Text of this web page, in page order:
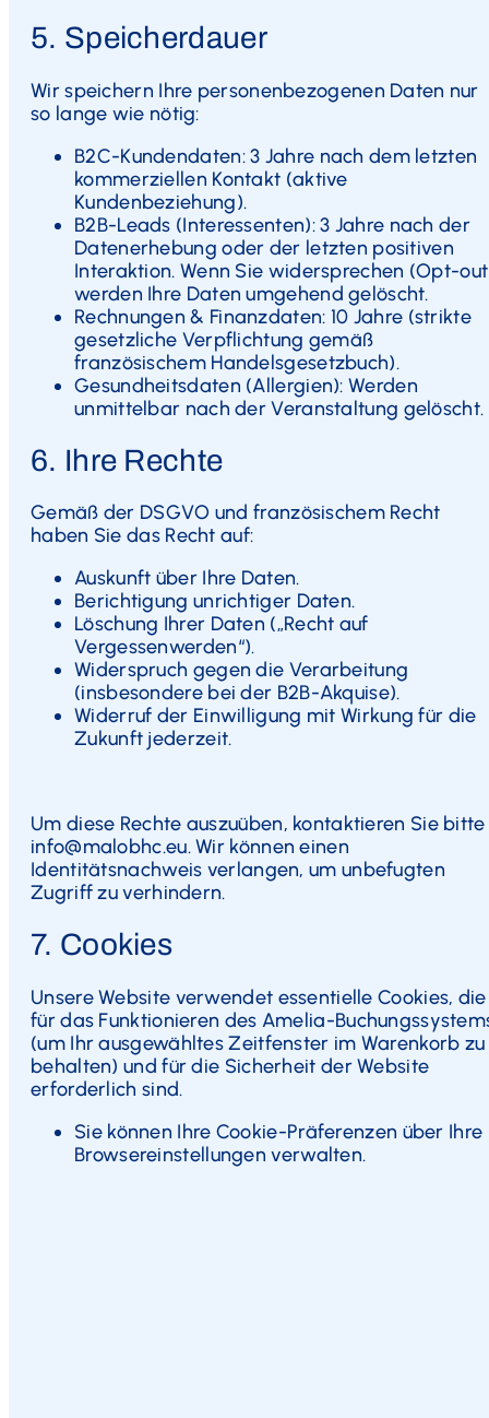
5. Speicherdauer
Wir speichern Ihre personenbezogenen Daten nur
so lange wie nötig:
B2C-Kundendaten: 3 Jahre nach dem letzten
kommerziellen Kontakt (aktive
Kundenbeziehung).
B2B-Leads (Interessenten): 3 Jahre nach der
Datenerhebung oder der letzten positiven
Interaktion. Wenn Sie widersprechen (Opt-
werden Ihre Daten umgehend gelöscht.
Rechnungen & Finanzdaten: 10 Jahre (strikte
gesetzliche Verpflichtung gemäß
französischem Handelsgesetzbuch).
Gesundheitsdaten (Allergien): Werden
unmittelbar nach der Veranstaltung gelöscht.
6. Ihre Rechte
Gemäß der DSGVO und französischem Recht
haben Sie das Recht auf:
Auskunft über Ihre Daten.
Berichtigung unrichtiger Daten.
Löschung Ihrer Daten („Recht auf
Vergessenwerden“).
Widerspruch gegen die Verarbeitung
(insbesondere bei der B2B-Akquise).
Widerruf der Einwilligung mit Wirkung für die
Zukunft jederzeit.
Um diese Rechte auszuüben, kontaktieren Sie bitte
info@malobhc.eu. Wir können einen
Identitätsnachweis verlangen, um unbefugten
Zugriff zu verhindern.
7. Cookies
Unsere Website verwendet essentielle Cookies, die
für das Funktionieren des Amelia-
(um Ihr ausgewähltes Zeitfenster im Warenkorb zu
behalten) und für die Sicherheit der Website
erforderlich sind.
Sie können Ihre Cookie-Präferenzen über Ihre
Browsereinstellungen verwalten.